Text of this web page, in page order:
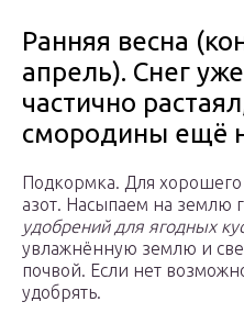
Ранняя весна
апрель). Снег
частично
смородины ещё
Подкормка. Для хорошего
азот. Насыпаем на землю
удобрений для ягодных
увлажнённую землю и
почвой. Если нет
удобрять.